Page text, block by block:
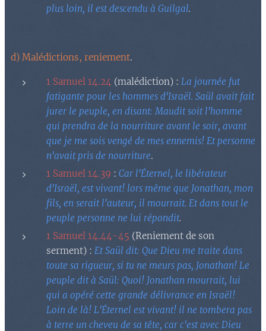
plus loin, il est descendu à Guilgal.
d) Malédictions, reniement.
1 Samuel 14.24 (malédiction) : La journée fut
fatigante pour les hommes d'Israël. Saül avait fait
jurer le peuple, en disant: Maudit soit l'homme
qui prendra de la nourriture avant le soir, avant
que je me sois vengé de mes ennemis! Et personne
n'avait pris de nourriture.
1 Samuel 14.39 : Car l'Éternel, le libérateur
d'Israël, est vivant! lors même que Jonathan, mon
fils, en serait l'auteur, il mourrait. Et dans tout le
peuple personne ne lui répondit.
1 Samuel 14.44-45 (Reniement de son
serment) : Et Saül dit: Que Dieu me traite dans
toute sa rigueur, si tu ne meurs pas, Jonathan! Le
peuple dit à Saül: Quoi! Jonathan mourrait, lui
qui a opéré cette grande délivrance en Israël!
Loin de là! L'Éternel est vivant! il ne tombera pas
à terre un cheveu de sa tête, car c'est avec Dieu